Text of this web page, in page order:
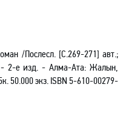
/Послесл. [С.269-271] авт.;
2-е изд. - Алма-Ата: Жалын,
50.000 экз. ISBN 5-610-00279-